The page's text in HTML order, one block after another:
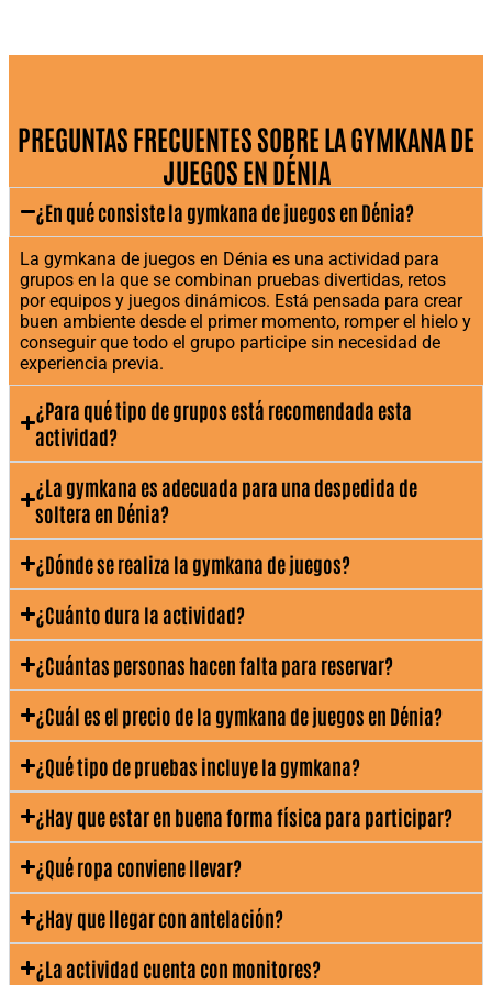
✅ Pruebas dinámicas, participativas y
✅ Duración aproximada de 90 minutos.
✅ Posibilidad de combinarla con otros planes
para despedidas y grupos.
🌊 Combina la gymkana con otros planes en Dénia
Una de las ventajas de esta actividad es que se
puede integrar fácilmente dentro de un plan
más completo. Muchos grupos la combinan con
comida o cena con barra libre, fiesta en barco,
paddle surf, alojamiento o packs de despedida
en Dénia.
Esto permite organizar una jornada más
cómoda, con varios servicios coordinados y un
único punto de contacto para el grupo.
💡 Recomendaciones para disfrutar más la
actividad
👟 Llevar ropa cómoda y calzado adecuado.
☀️ En temporada de calor, llevar agua, gorra y
protección solar.
⏱️ Llegar con antelación para empezar sin
retrasos.
📲 Avisar si el grupo tiene necesidades especiales
o limitaciones físicas.
🎒 Llevar muda o toalla si después tenéis
actividad de playa o barco.
🔎 Gymkana o gincana de juegos en Dénia: la
misma actividad
Aunque en nuestra web utilizamos
principalmente el término
gymkana de juegos
en Dénia, muchas personas también buscan
Dénia. En ambos casos hablamos de una
PREGUNTAS FRECUENTES SOBRE LA GYMKANA DE
JUEGOS EN DÉNIA
¿En qué consiste la gymkana de juegos en Dénia?
La gymkana de juegos en Dénia es una actividad para
grupos en la que se combinan pruebas divertidas, retos
por equipos y juegos dinámicos. Está pensada para crear
buen ambiente desde el primer momento, romper el hielo y
conseguir que todo el grupo participe sin necesidad de
experiencia previa.
¿Para qué tipo de grupos está recomendada esta
actividad?
¿La gymkana es adecuada para una despedida de
soltera en Dénia?
¿Dónde se realiza la gymkana de juegos?
¿Cuánto dura la actividad?
¿Cuántas personas hacen falta para reservar?
¿Cuál es el precio de la gymkana de juegos en Dénia?
¿Qué tipo de pruebas incluye la gymkana?
¿Hay que estar en buena forma física para participar?
¿Qué ropa conviene llevar?
¿Hay que llegar con antelación?
¿La actividad cuenta con monitores?